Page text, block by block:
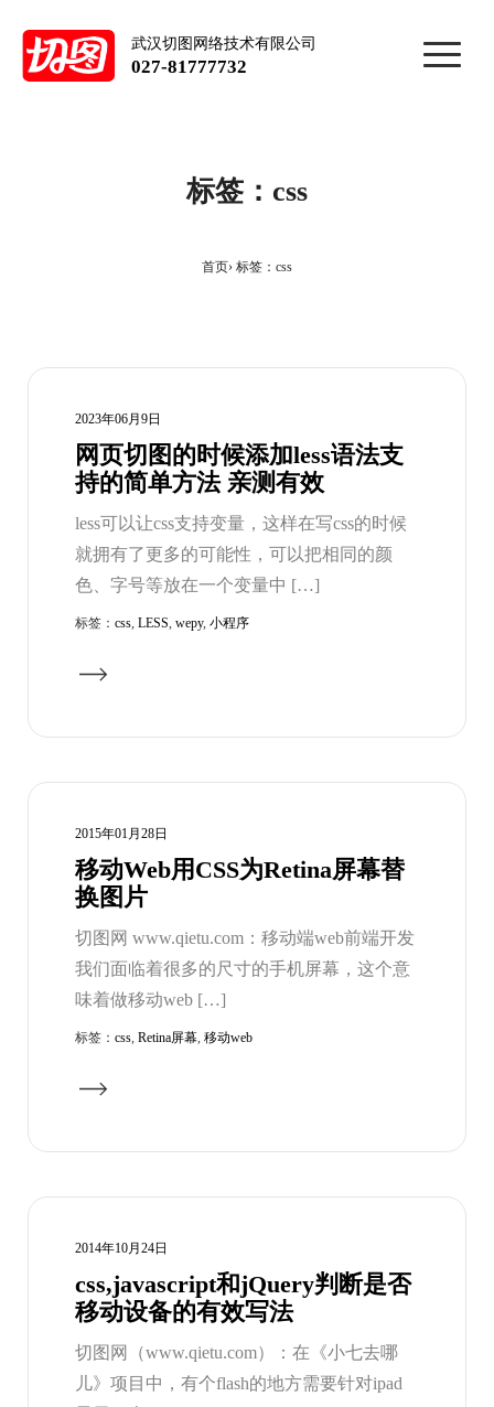
武汉切图网络技术有限公司
027-81777732
标签：css
首页 标签：css
2023年06月9日
网页切图的时候添加less语法支
持的简单方法 亲测有效
less可以让css支持变量，这样在写css的时候
就拥有了更多的可能性，可以把相同的颜
色、字号等放在一个变量中 […]
标签： css, LESS, wepy, 小程序
2015年01月28日
移动Web用CSS为Retina屏幕替
换图片
切图网 www.qietu.com：移动端web前端开发
我们面临着很多的尺寸的手机屏幕，这个意
味着做移动web […]
标签： css, Retina屏幕, 移动web
2014年10月24日
css,javascript和jQuery判断是否
移动设备的有效写法
切图网（www.qietu.com）：在《小七去哪
儿》项目中，有个flash的地方需要针对ipad